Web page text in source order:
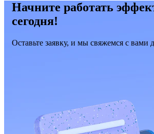
Начните работать
сегодня!
Оставьте заявку, и мы свяжемся с вами